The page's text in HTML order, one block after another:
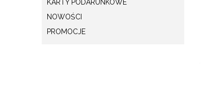
KARTY PODARUNKOWE
NOWOŚCI
PROMOCJE